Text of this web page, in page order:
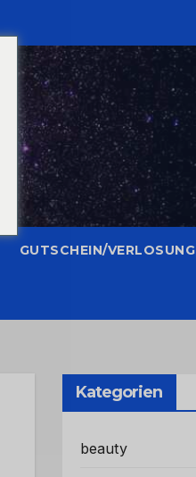
GUTSCHEIN/VERLOSUNG
Kategorien
beauty